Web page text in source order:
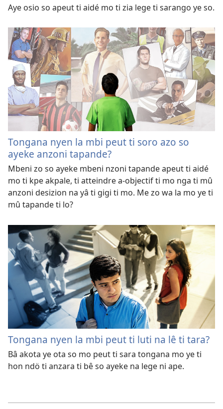
Aye osio so apeut ti aidé mo ti zia lege ti sarango ye so.
Tongana nyen la mbi peut ti soro azo so
ayeke anzoni tapande?
Mbeni zo so ayeke mbeni nzoni tapande apeut ti aidé
mo ti kpe akpale, ti atteindre a-objectif ti mo nga ti mû
anzoni desizion na yâ ti gigi ti mo. Me zo wa la mo ye ti
mû tapande ti lo?
Tongana nyen la mbi peut ti luti na lê ti tara?
Bâ akota ye ota so mo peut ti sara tongana mo ye ti
hon ndö ti anzara ti bê so ayeke na lege ni ape.